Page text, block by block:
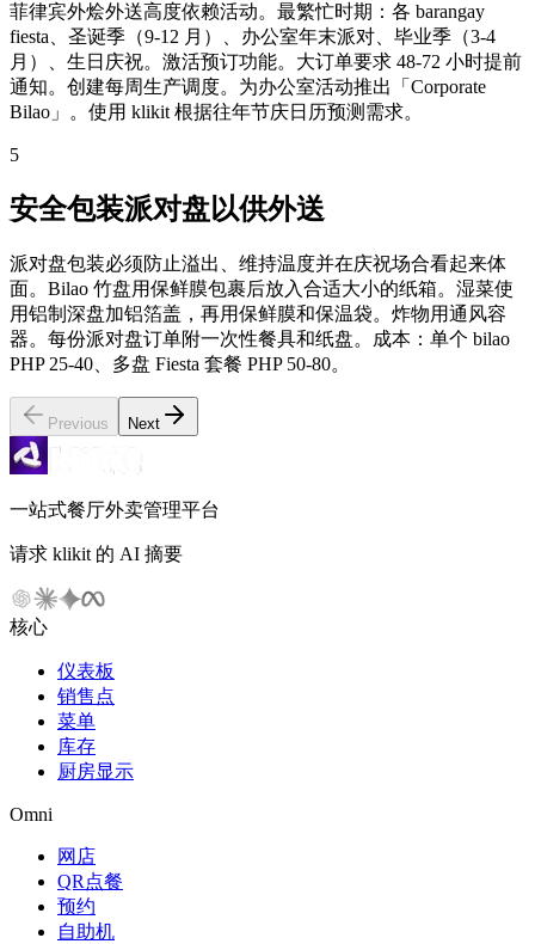
菲律宾外烩外送高度依赖活动。最繁忙时期：各 barangay
fiesta、圣诞季（9-12 月）、办公室年末派对、毕业季（3-4
月）、生日庆祝。激活预订功能。大订单要求 48-72 小时提前
通知。创建每周生产调度。为办公室活动推出「Corporate
Bilao」。使用 klikit 根据往年节庆日历预测需求。
5
安全包装派对盘以供外送
派对盘包装必须防止溢出、维持温度并在庆祝场合看起来体
面。Bilao 竹盘用保鲜膜包裹后放入合适大小的纸箱。湿菜使
用铝制深盘加铝箔盖，再用保鲜膜和保温袋。炸物用通风容
器。每份派对盘订单附一次性餐具和纸盘。成本：单个 bilao
PHP 25-40、多盘 Fiesta 套餐 PHP 50-80。
Previous Next
一站式餐厅外卖管理平台
请求 klikit 的 AI 摘要
核心
仪表板
销售点
菜单
库存
厨房显示
Omni
网店
QR点餐
预约
自助机